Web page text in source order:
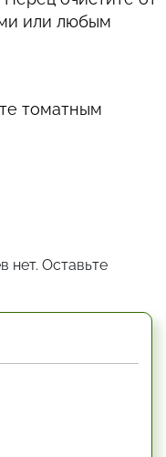
или любым
томатным
нет. Оставьте